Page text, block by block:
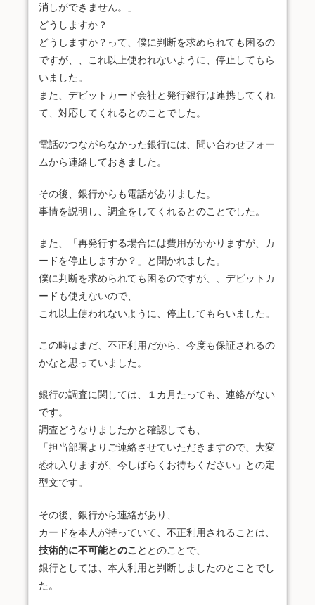
消しができません。」
どうしますか？
どうしますか？って、僕に判断を求められても困るの
ですが、、これ以上使われないように、停止してもら
いました。
また、デビットカード会社と発行銀行は連携してくれ
て、対応してくれるとのことでした。
電話のつながらなかった銀行には、問い合わせフォー
ムから連絡しておきました。
その後、銀行からも電話がありました。
事情を説明し、調査をしてくれるとのことでした。
また、「再発行する場合には費用がかかりますが、カ
ードを停止しますか？」と聞かれました。
僕に判断を求められても困るのですが、、デビットカ
ードも使えないので、
これ以上使われないように、停止してもらいました。
この時はまだ、不正利用だから、今度も保証されるの
かなと思っていました。
銀行の調査に関しては、１カ月たっても、連絡がない
です。
調査どうなりましたかと確認しても、
「担当部署よりご連絡させていただきますので、大変
恐れ入りますが、今しばらくお待ちください」との定
型文です。
その後、銀行から連絡があり、
カードを本人が持っていて、不正利用されることは、
技術的に不可能とのこと とのことで、
銀行としては、本人利用と判断しましたのとことでし
た。